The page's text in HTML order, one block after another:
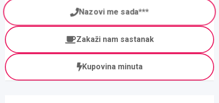
Nazovi me sada***
Zakaži nam sastanak
Kupovina minuta